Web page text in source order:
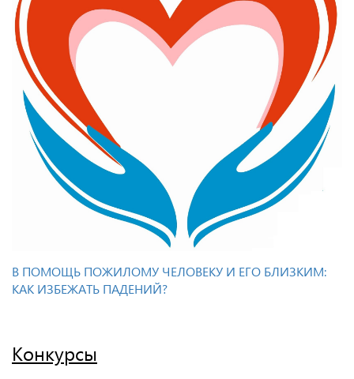
В ПОМОЩЬ ПОЖИЛОМУ ЧЕЛОВЕКУ И ЕГО БЛИЗКИМ:
КАК ИЗБЕЖАТЬ ПАДЕНИЙ?
Конкурсы